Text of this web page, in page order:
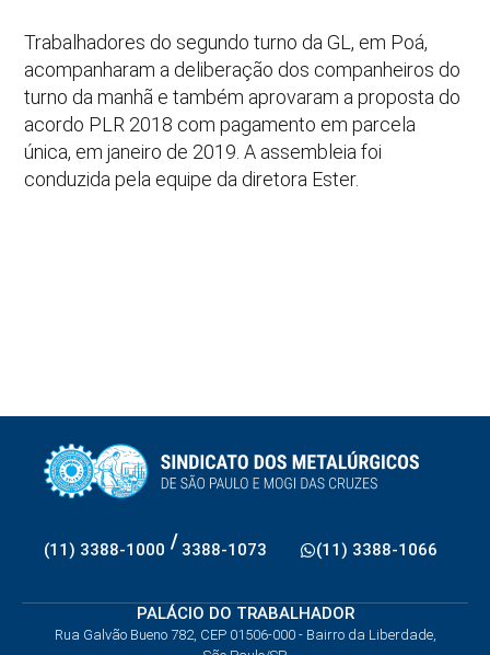
Trabalhadores do segundo turno da GL, em Poá,
acompanharam a deliberação dos companheiros do
turno da manhã e também aprovaram a proposta do
acordo PLR 2018 com pagamento em parcela
única, em janeiro de 2019. A assembleia foi
conduzida pela equipe da diretora Ester.
(11) 3388-1000 / 3388-1073 (11) 3388-1066
PALÁCIO DO TRABALHADOR
Rua Galvão Bueno 782, CEP 01506-000 - Bairro da Liberdade,